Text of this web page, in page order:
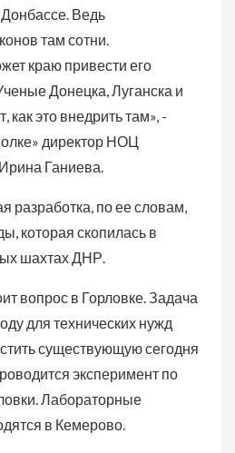
Ведь
там сотни.
краю привести его
Донецка, Луганска и
как это внедрить там», -
директор НОЦ
Ганиева.
разработка, по ее словам,
которая скопилась в
шахтах ДНР.
вопрос в Горловке. Задача
для технических нужд
существующую сегодня
эксперимент по
Лабораторные
в Кемерово.